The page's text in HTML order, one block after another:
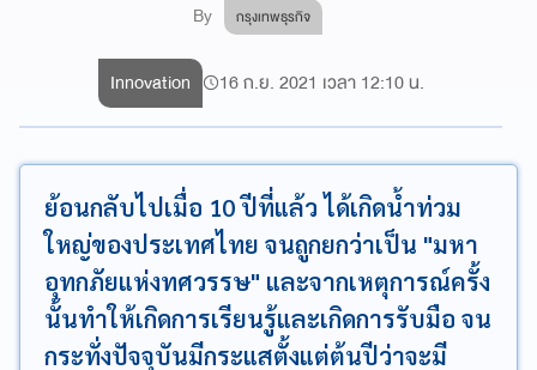
By กรุงเทพธุรกิจ
Innovation 16 ก.ย. 2021 เวลา 12:10 น.
ย้อนกลับไปเมื่อ 10 ปีที่แล้ว ได้เกิดน้ำท่วม
ใหญ่ของประเทศไทย จนถูกยกว่าเป็น "มหา
อุทกภัยแห่งทศวรรษ" และจากเหตุการณ์ครั้ง
นั้นทำให้เกิดการเรียนรู้และเกิดการรับมือ จน
กระทั่งปัจจุบันมีกระแสตั้งแต่ต้นปีว่าจะมี